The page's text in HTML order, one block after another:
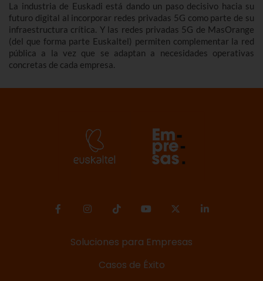
La industria de Euskadi está dando un paso decisivo hacia su
futuro digital al incorporar redes privadas 5G como parte de su
infraestructura crítica. Y las redes privadas 5G de MasOrange
(del que forma parte Euskaltel) permiten complementar la red
pública a la vez que se adaptan a necesidades operativas
concretas de cada empresa.
Soluciones para Empresas
Casos de Éxito